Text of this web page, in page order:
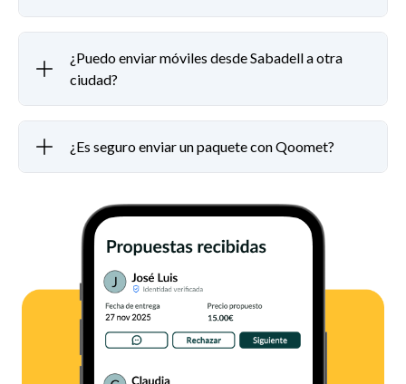
¿Puedo enviar móviles desde Sabadell a otra
ciudad?
¿Es seguro enviar un paquete con Qoomet?